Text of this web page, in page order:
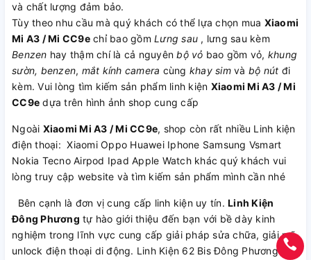
và chất lượng đảm bảo.
Tùy theo nhu cầu mà quý khách có thể lựa chọn mua Xiaomi
Mi A3 / Mi CC9echỉ bao gồm Lưng sau , lưng sau kèm
Benzen hay thậm chí là cả nguyênbộ vỏ bao gồm vỏ, khung
sườn, benzen, mắt kính camera cùng khay simvà bộ nút đi
kèm. Vui lòng tìm kiếm sản phẩm linh kiện Xiaomi Mi A3 / Mi
CC9e dựa trên hình ảnh shop cung cấp
Ngoài Xiaomi Mi A3 / Mi CC9e, shop còn rất nhiều Linh kiện
điện thoại: Xiaomi Oppo Huawei Iphone Samsung Vsmart
Nokia Tecno Airpod Ipad Apple Watch khác quý khách vui
lòng truy cập website và tìm kiếm sản phẩm mình cần nhé
Bên cạnh là đơn vị cung cấp linh kiện uy tín. Linh Kiện
Đông Phương tự hào giới thiệu đến bạn với bề dày kinh
nghiệm trong lĩnh vực cung cấp giải pháp sửa chữa, giải mã,
unlock điện thoại di động. Linh Kiện 62 Bis Đông Phương